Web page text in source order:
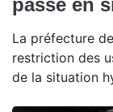
passe en
La préfecture
restriction des
de la situation